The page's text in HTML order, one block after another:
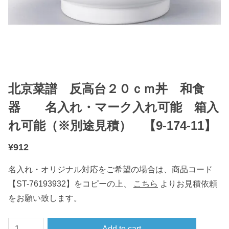
北京菜譜 反高台２０ｃｍ丼 和食
器 名入れ・マーク入れ可能 箱入
れ可能（※別途見積） 【9-174-11】
¥912
名入れ・オリジナル対応をご希望の場合は、商品コード
【ST-76193932】をコピーの上、
こちら よりお見積依頼
をお願い致します。
北